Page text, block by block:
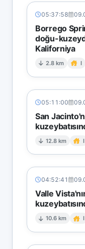
05:37:58
Borrego
doğu-
Kaliforniya
2.8 km I
05:11:00
San
12.8 km I
04:52:41
Valle
10.6 km I